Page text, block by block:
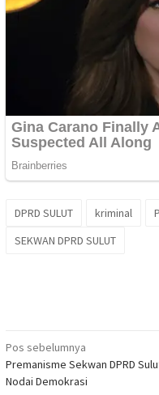
DPRD SULUT kriminal
SEKWAN DPRD SULUT
Navigasi
pos
Pos sebelumnya
Premanisme Sekwan DPRD
Nodai Demokrasi